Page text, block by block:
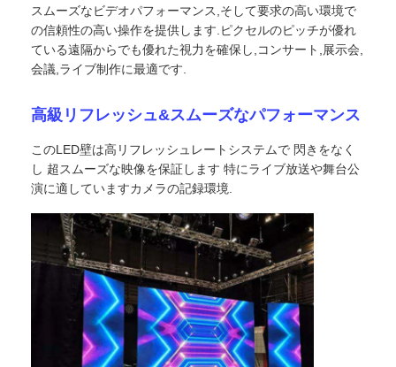
ホーム
スムーズなビデオパフォーマンス,そして要求の高い環境で
の信頼性の高い操作を提供します.ピクセルのピッチが優れ
ている遠隔からでも優れた視力を確保し,コンサート,展示会,
会議,ライブ制作に最適です.
高級リフレッシュ&スムーズなパフォーマンス
このLED壁は高リフレッシュレートシステムで 閃きをなく
し 超スムーズな映像を保証します 特にライブ放送や舞台公
演に適していますカメラの記録環境.